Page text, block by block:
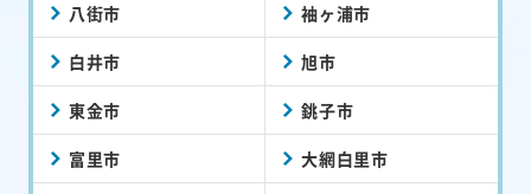
八街市 袖ヶ浦市
白井市 旭市
東金市 銚子市
富里市 大網白里市